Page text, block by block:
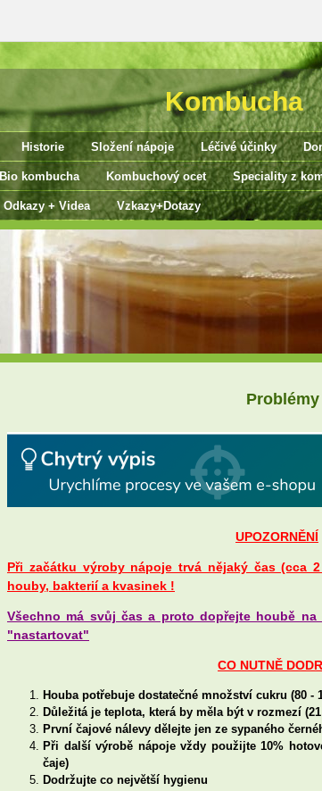
Kombucha
Historie Složení nápoje Léčivé účinky
Bio kombucha Kombuchový ocet Speciality z
Odkazy + Videa Vzkazy+Dotazy
UPOZORNĚNÍ
Při začátku výroby nápoje trvá nějaký čas (cca
houby, bakterií a kvasinek !
Všechno má svůj čas a proto dopřejte houbě
"nastartovat"
CO NUTNĚ
Houba potřebuje dostatečné množství cukru (80
Důležitá je teplota, která by měla být v rozmezí (21
První čajové nálevy dělejte jen ze sypaného
Při další výrobě nápoje vždy použijte 10%
čaje)
Dodržujte co největší hygienu